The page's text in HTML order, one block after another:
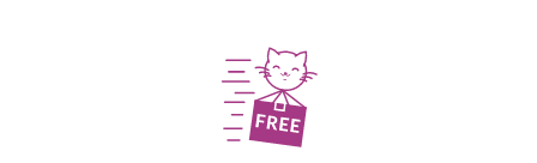
alese
în
pagina
produsului.